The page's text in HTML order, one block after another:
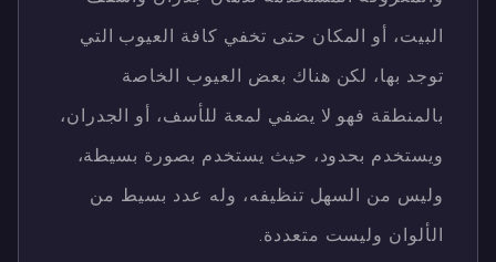
البيت، أو المكان حتى تخفي كافة العيوب التي
توجد بها، لكن هناك بعض العيوب الخاصة
بالمنطقة فهو لا يضفي لمعة للأسف، أو الجدران،
ويستخدم بحدود، حيث يستخدم بصورة بسيطة،
وليس من السهل تنظيفه، وله عدد بسيط من
الألوان وليست متعددة.